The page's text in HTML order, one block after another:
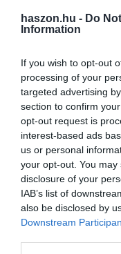
haszon.hu - Do
Information
If you wish to opt-out
processing of your
targeted advertising
section to confirm
opt-out request is
interest-based ads
us or personal
your opt-out. You
disclosure of your
IAB’s list of
also be disclosed by
Downstream